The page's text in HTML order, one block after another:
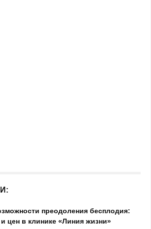
преодоления бесплодия:
цен в клинике «Линия жизни»